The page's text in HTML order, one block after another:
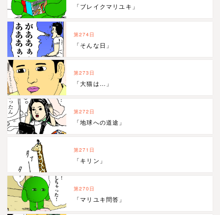
「ブレイクマリユキ」
第274日
「そんな日」
第273日
「大猫は…」
第272日
「地球への道途」
第271日
「キリン」
第270日
「マリユキ問答」